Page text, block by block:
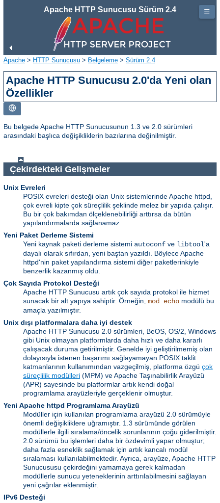
Apache HTTP Sunucusu Sürüm 2.4
Apache > HTTP Sunucusu > Belgeleme > Sürüm 2.4
Apache HTTP Sunucusu 2.0'da Yeni olan
Özellikler
Bu belgede Apache HTTP Sunucusunun 1.3 ve 2.0 sürümleri
arasındaki başlıca değişikliklerin bazılarına değinilmiştir.
Çekirdekteki Gelişmeler
Unix Evreleri
POSIX evreleri desteği olan Unix sistemlerinde Apache httpd,
çok evreli kipte çok süreçlilik şeklinde melez bir yapıda çalışır.
Bu bir çok bakımdan ölçeklenebilirliği arttırsa da bütün
yapılandırmalarda sağlanamaz.
Yeni Paket Derleme Sistemi
Yeni kaynak paketi derleme sistemi autoconf ve libtool'a
dayalı olarak sıfırdan, yeni baştan yazıldı. Böylece Apache
httpd'nin paket yapılandırma sistemi diğer paketlerinkiyle
benzerlik kazanmış oldu.
Çok Sayıda Protokol Desteği
Apache HTTP Sunucusu artık çok sayıda protokol ile hizmet
sunacak bir alt yapıya sahiptir. Örneğin, mod_echo modülü bu
amaçla yazılmıştır.
Unix dışı platformalara daha iyi destek
Apache HTTP Sunucusu 2.0 sürümleri, BeOS, OS/2, Windows
gibi Unix olmayan platformlarda daha hızlı ve daha kararlı
çalışacak duruma getirilmiştir. Genelde iyi geliştirilmemiş olan
dolayısıyla istenen başarımı sağlayamayan POSIX taklit
katmanlarının kullanımından vazgeçilmiş, platforma özgü çok
süreçlilik modülleri (MPM) ve Apache Taşınabilirlik Arayüzü
(APR) sayesinde bu platformlar artık kendi doğal
programlama arayüzleriyle gerçeklenir olmuştur.
Yeni Apache httpd Programlama Arayüzü
Modüller için kullanılan programlama arayüzü 2.0 sürümüyle
önemli değişikliklere uğramıştır. 1.3 sürümünde görülen
modüllerle ilgili sıralama/öncelik sorunlarının çoğu giderilmiştir.
2.0 sürümü bu işlemleri daha bir özdevimli yapar olmuştur;
daha fazla esneklik sağlamak için artık kancalı modül
sıralaması kullanılabilmektedir. Ayrıca, arayüze, Apache HTTP
Sunucususu çekirdeğini yamamaya gerek kalmadan
modüllerle sunucu yeteneklerinin arttırılabilmesini sağlayan
yeni çağrılar eklenmiştir.
IPv6 Desteği
☰